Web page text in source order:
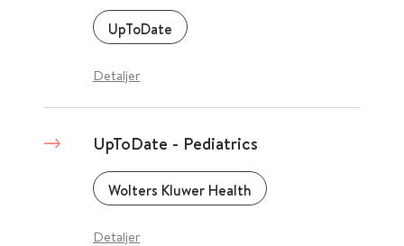
UpToDate
Detaljer
UpToDate - Pediatrics
Wolters Kluwer Health
Detaljer